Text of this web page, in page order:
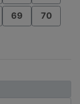
69 70